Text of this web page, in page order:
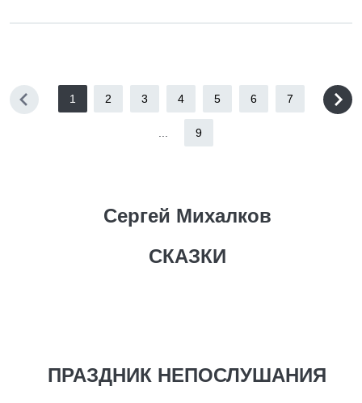
1 2 3 4 5 6 7
9
Сергей Михалков
СКАЗКИ
ПРАЗДНИК НЕПОСЛУШАНИЯ